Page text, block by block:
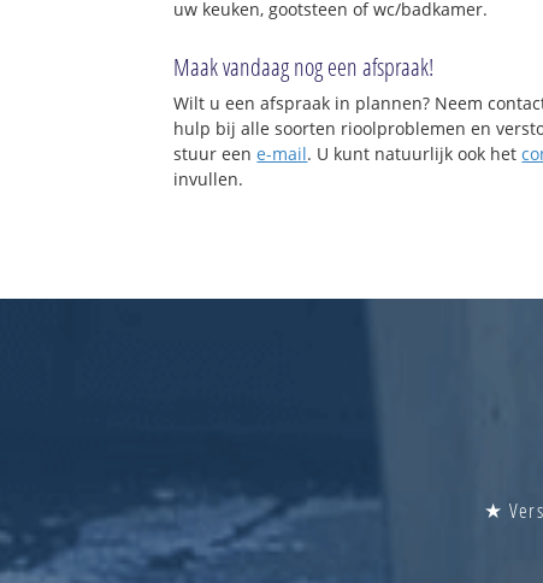
uw keuken, gootsteen of wc/badkamer.
Maak vandaag nog een afspraak!
Wilt u een afspraak in plannen? Neem
hulp bij alle soorten rioolproblemen en
stuur eene-mail. U kunt natuurlijk ook het
invullen.
★